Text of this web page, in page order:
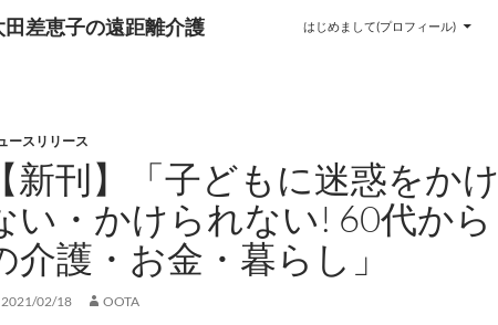
差恵子の遠距離介護 はじめまして(プロフィール)
ースリリース
【新刊】「子どもに迷惑をかけ
い・かけられない! 60代から
介護・お金・暮らし」
2021/02/18 OOTA